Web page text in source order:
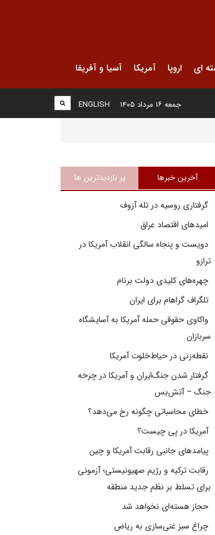
ای اروپا آمریکا آسیا و آفریقا
ENGLISH جمعه ۱۶ مرداد ۱۴۰۵
آخرین خبرها پر بازدیدترین ها
گرفتاری روسیه در تله آزوف
امیدهای اقتصاد عراق
دویست و پنجاه سالگی انقلاب آمریکا در
ترازو
چهره‌های کلیدی دولت برنام
تلگراف گراهام برای ایران
واکاوی حقوقی حمله آمریکا به آسایشگاه
سربازان
نقطه‌زنی در حیاط‌خلوت آمریکا
گرفتار شدن جنگ‌ایران و آمریکا در چرخه
جنگ – آتش‌بس
خطای محاسباتی چگونه رخ می‌دهد؟
آمریکا در پی چیست؟
پیامدهای جانبی رقابت آمریکا و چین
رقابت ترکیه و رژیم صهیونیستی؛ آزمونی
برای تسلط بر نظم جدید منطقه
حجاز هسته‌ای نخواهد شد
چراغ سبز غنی‌سازی به ریاض